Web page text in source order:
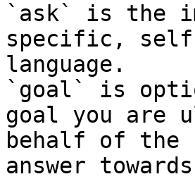
`ask` is the
specific,
language.
`goal` is
goal you are
behalf of
answer